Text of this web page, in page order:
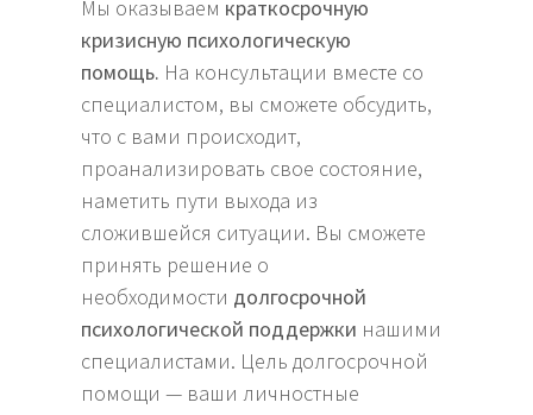
Мы оказываем краткосрочную
кризисную психологическую
помощь. На консультации вместе со
специалистом, вы сможете обсудить,
что с вами происходит,
проанализировать свое состояние,
наметить пути выхода из
сложившейся ситуации. Вы сможете
принять решение о
необходимости долгосрочной
психологической поддержки нашими
специалистами. Цель долгосрочной
помощи — ваши личностные